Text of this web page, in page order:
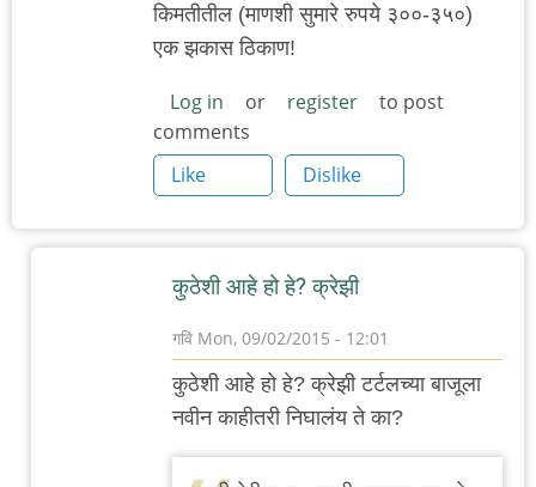
किमतीतील (माणशी सुमारे रुपये ३००-३५०)
एक झकास ठिकाण!
Log in or register
to post
comments
Like
Dislike
कुठेशी आहे हो हे? क्रेझी
गवि Mon, 09/02/2015 - 12:01
In
reply
कुठेशी आहे हो हे? क्रेझी टर्टलच्या बाजूला
नवीन काहीतरी निघालंय ते का?